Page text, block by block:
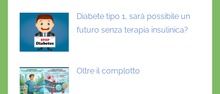
Diabete tipo 1, sarà possibile un
futuro senza terapia insulinica?
Oltre il complotto